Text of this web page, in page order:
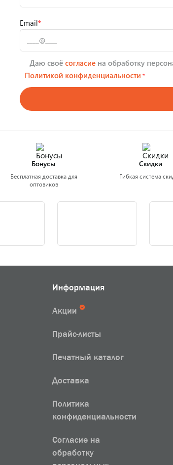
Email*
Даю своё согласие на обработку
Политикой конфиденциальности *
Бонусы
Бесплатная доставка для
оптовиков
Скидки
Гибкая система
Информация
Акции
Прайс-листы
Печатный каталог
Доставка
Политика
конфиденциальности
Согласие на
обработку